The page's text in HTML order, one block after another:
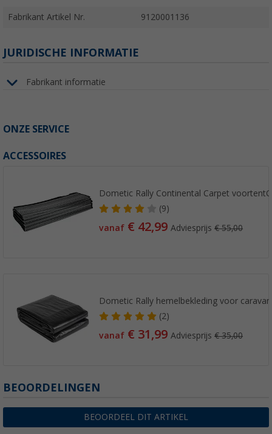
Fabrikant Artikel Nr. 9120001136
JURIDISCHE INFORMATIE
Fabrikant informatie
ONZE SERVICE
ACCESSOIRES
Dometic Rally Continental Carpet
(9)
vanaf € 42,99Adviesprijs€ 55,00
Dometic Rally hemelbekleding voor
(2)
vanaf € 31,99Adviesprijs€ 35,00
BEOORDELINGEN
BEOORDEEL DIT ARTIKEL